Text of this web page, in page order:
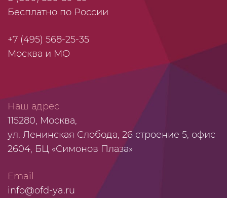
Бесплатно по России
+7 (495) 568-25-35
Москва и МО
Наш адрес
115280, Москва,
ул. Ленинская Слобода, 26 строение 5, офис
2604, БЦ «Симонов Плаза»
Email
info@ofd-ya.ru